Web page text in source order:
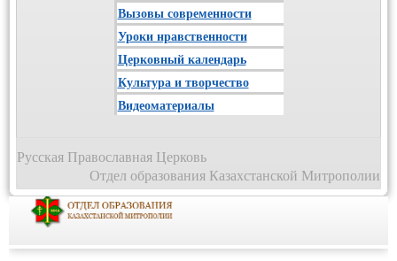
Вызовы современности
Уроки нравственности
Церковный календарь
Культура и творчество
Видеоматериалы
Русская Православная Церковь
Отдел образования Казахстанской Митрополии